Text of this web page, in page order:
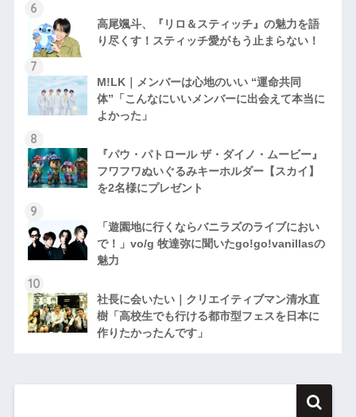
高尾颯斗、『リロ＆スティッチ』の魅力を語
り尽くす！スティッチ愛がもう止まらない！
M!LK｜メンバーは心地のいい “運命共同
体”「こんなにいいメンバーに出会えて本当に
よかった」
『パウ・パトロール ザ・ダイノ・ムービー』
フワフワぬいぐるみキーホルダー【スカイ】
を2名様にプレゼント
「遊園地に行くならバニラズのライブにおい
で！」vo/g 牧達弥に聞いたgo!go!vanillasの
魅力
社長に会いたい｜クリエイティブマン清水直
樹「高校生でも行ける都市型フェスを日本に
作りたかったんです」